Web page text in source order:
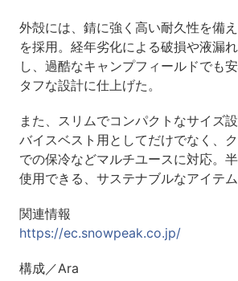
外殻には、錆に強く高い耐久性を備
を採用。経年劣化による破損や液漏
し、過酷なキャンプフィールドでも
タフな設計に仕上げた。
また、スリムでコンパクトなサイズ
バイスベスト用としてだけでなく、
での保冷などマルチユースに対応。
使用できる、サステナブルなアイテム
関連情報
https://ec.snowpeak.co.jp/
構成／Ara